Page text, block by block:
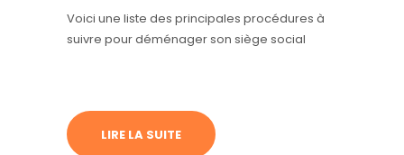
Voici une liste des principales procédures à
suivre pour déménager son siège social
LIRE LA SUITE